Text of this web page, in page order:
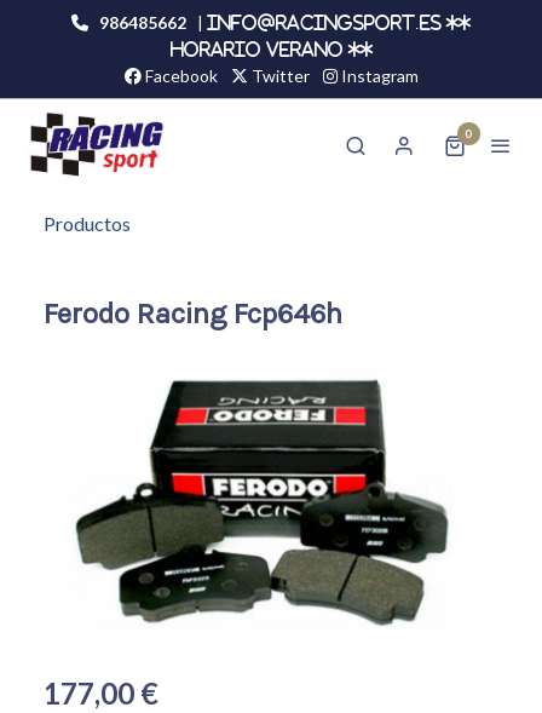
986485662 |
info@racingsport.es **
HORARIO VERANO **
Facebook Twitter Instagram
0
Productos
Ferodo Racing Fcp646h
177,00 €